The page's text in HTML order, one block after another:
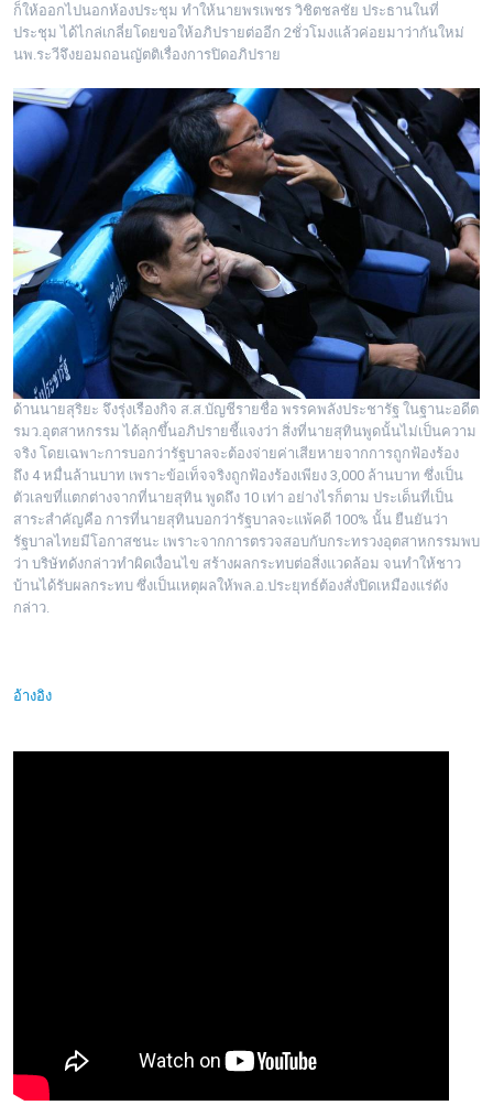
ก็ให้ออกไปนอกห้องประชุม ทำให้นายพรเพชร วิชิตชลชัย ประธานในที่
ประชุม ได้ไกล่เกลี่ยโดยขอให้อภิปรายต่ออีก 2ชั่วโมงแล้วค่อยมาว่ากันใหม่
นพ.ระวีจึงยอมถอนญัตติเรื่องการปิดอภิปราย
ด้านนายสุริยะ จึงรุ่งเรืองกิจ ส.ส.บัญชีรายชื่อ พรรคพลังประชารัฐ ในฐานะอดีต
รมว.อุตสาหกรรม ได้ลุกขึ้นอภิปรายชี้แจงว่า สิ่งที่นายสุทินพูดนั้นไม่เป็นความ
จริง โดยเฉพาะการบอกว่ารัฐบาลจะต้องจ่ายค่าเสียหายจากการถูกฟ้ องร้อง
ถึง 4 หมื่นล้านบาท เพราะข้อเท็จจริงถูกฟ้องร้องเพียง 3,000 ล้านบาท ซึ่งเป็น
ตัวเลขที่แตกต่างจากที่นายสุทิน พูดถึง 10 เท่า อย่างไรก็ตาม ประเด็นที่เป็น
สาระสำคัญคือ การที่นายสุทินบอกว่ารัฐบาลจะแพ้คดี 100% นั้น ยืนยันว่า
รัฐบาลไทยมีโอกาสชนะ เพราะจากการตรวจสอบกับกระทรวงอุตสาหกรรมพบ
ว่า บริษัทดังกล่าวทำผิดเงื่อนไข สร้างผลกระทบต่อสิ่งแวดล้อม จนทำให้ชาว
บ้านได้รับผลกระทบ ซึ่งเป็นเหตุผลให้พล.อ.ประยุทธ์ต้องสั่งปิดเหมืองแร่ดัง
กล่าว.
อ้างอิง